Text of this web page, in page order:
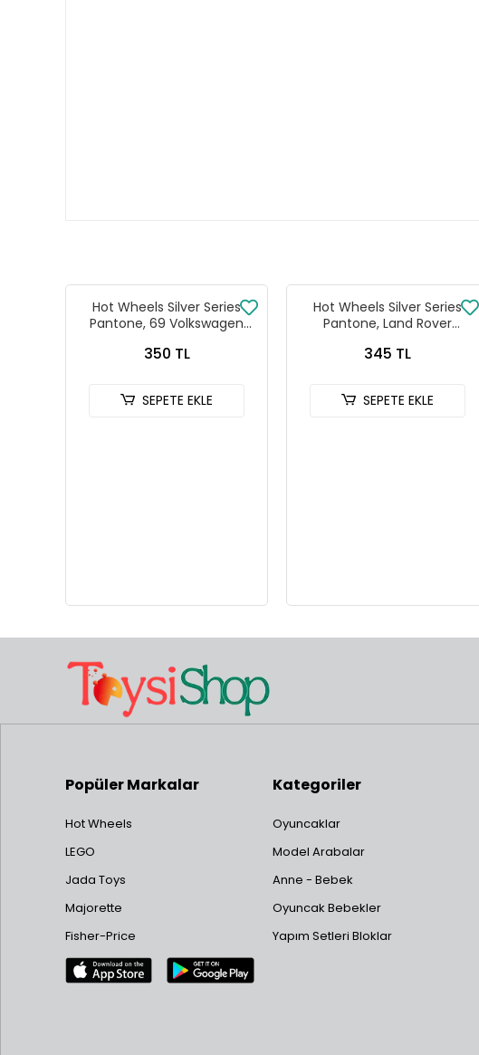
Hot Wheels Silver Series
Pantone, 69 Volkswagen
350 TL
SEPETE EKLE
Hot Wheels Silver Series
Pantone, Land Rover
345 TL
SEPETE EKLE
Popüler Markalar
Hot Wheels
LEGO
Jada Toys
Majorette
Fisher-Price
Kategoriler
Oyuncaklar
Model Arabalar
Anne - Bebek
Oyuncak Bebekler
Yapım Setleri Bloklar